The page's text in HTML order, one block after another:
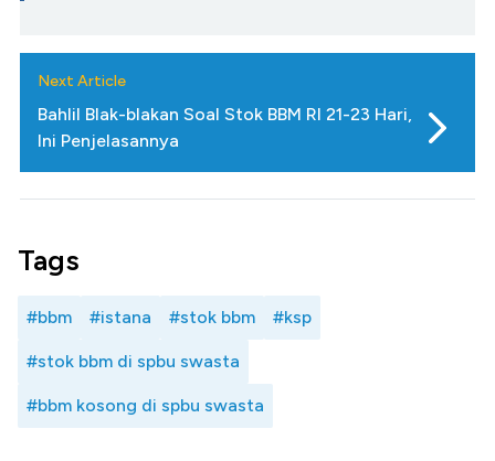
Next Article
Bahlil Blak-blakan Soal Stok BBM RI 21-23 Hari,
Ini Penjelasannya
Tags
#bbm #istana #stok bbm #ksp
#stok bbm di spbu swasta
#bbm kosong di spbu swasta